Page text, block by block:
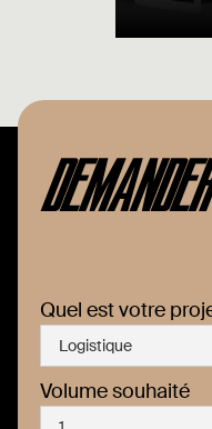
Quel est votre
Volume souhaité